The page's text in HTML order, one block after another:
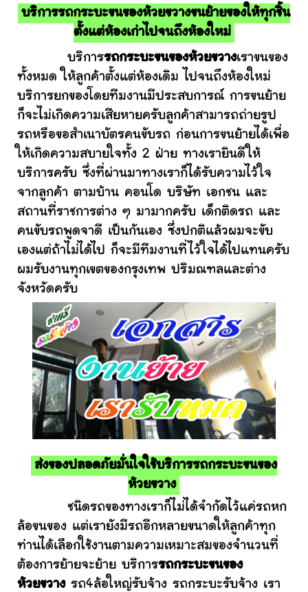
บริการรถกระบะขนของห้วยขวางขนย้ายของให้ทุกชิ้น
ตั้งแต่ห้องเก่าไปจนถึงห้องใหม่
บริการรถกระบะขนของห้วยขวางเราขนของ
ทั้งหมด ให้ลูกค้าตั้งแต่ห้องเดิม ไปจนถึงห้องใหม่
บริการยกของโดยทีมงานมีประสบการณ์ การขนย้าย
ก็จะไม่เกิดความเสียหายครับลูกค้าสามารถถ่ายรูป
รถหรือขอสำเนาบัตรคนขับรถ ก่อนการขนย้ายได้เพื่อ
ให้เกิดความสบายใจทั้ง 2 ฝ่าย ทางเรายินดีให้
บริการครับ ซึ่งที่ผ่านมาทางเราก็ได้รับความไว้ใจ
จากลูกค้า ตามบ้าน คอนโด บริษัท เอกชน และ
สถานที่ราชการต่าง ๆ มามากครับ เด็กติดรถ และ
คนขับรถพูดจาดี เป็นกันเอง ซึ่งปกติแล้วผมจะขับ
เองแต่ถ้าไม่ได้ไป ก็จะมีทีมงานที่ไว้ใจได้ไปแทนครับ
ผมรับงานทุกเขตของกรุงเทพ ปริมณฑลและต่าง
จังหวัดครับ
ส่งของปลอดภัยมั่นใจใช้บริการรถกระบะขนของ
ห้วยขวาง
ชนิดรถของทางเราก็ไม่ได้จำกัดไว้แค่รถหก
ล้อขนของ แต่เรายังมีรถอีกหลายขนาดให้ลูกค้าทุก
ท่านได้เลือกใช้งานตามความเหมาะสมของจำนวนที่
ต้องการย้ายจะย้าย บริการรถกระบะขนของ
ห้วยขวางรถ4ล้อใหญ่รับจ้าง รถกระบะรับจ้าง เรา